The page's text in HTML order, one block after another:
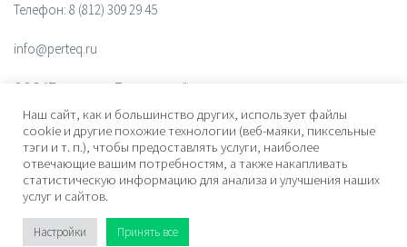
Телефон: 8 (812) 309 29 45
info@perteq.ru
ООО "Передовые Технологии"
ОГРН 1117847072628
Почтовый индекс 196006
Адрес: ул. Рощинская, дом 32, офис 201, лит. А. Санкт-Петербург,
Россия
Наш сайт, как и большинство других, использует файлы
cookie и другие похожие технологии (веб-маяки, пиксельные
тэги и т. п.), чтобы предоставлять услуги, наиболее
отвечающие вашим потребностям, а также накапливать
статистическую информацию для анализа и улучшения наших
услуг и сайтов.
Настройки Принять все